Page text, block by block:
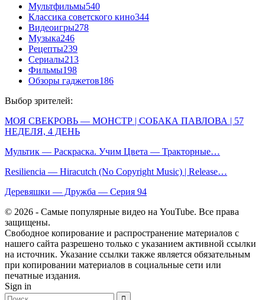
Мультфильмы540
Классика советского кино344
Видеоигры278
Музыка246
Рецепты239
Сериалы213
Фильмы198
Обзоры гаджетов186
Выбор зрителей:
МОЯ СВЕКРОВЬ — МОНСТР | СОБАКА ПАВЛОВА | 57
НЕДЕЛЯ, 4 ДЕНЬ
Мультик — Раскраска. Учим Цвета — Тракторные…
Resiliencia — Hiracutch (No Copyright Music) | Release…
Деревяшки — Дружба — Серия 94
© 2026 - Самые популярные видео на YouTube. Все права
защищены.
Свободное копирование и распространение материалов с
нашего сайта разрешено только с указанием активной ссылки
на источник. Указание ссылки также является обязательным
при копировании материалов в социальные сети или
печатные издания.
Sign in